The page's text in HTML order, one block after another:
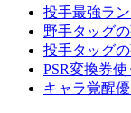
投手最強ラ
野手タッグ
投手タッグ
PSR変換券
キャラ覚醒